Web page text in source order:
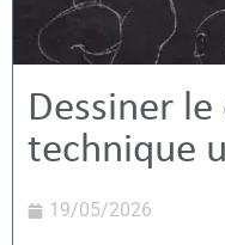
Dessiner
technique
19/05/2026